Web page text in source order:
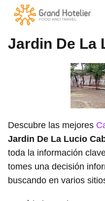
Jardin De La
Descubre las mejores
Jardin De La Lucio
toda la información
tomes una decisión
buscando en varios